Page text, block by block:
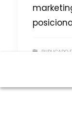
PUBLICADO